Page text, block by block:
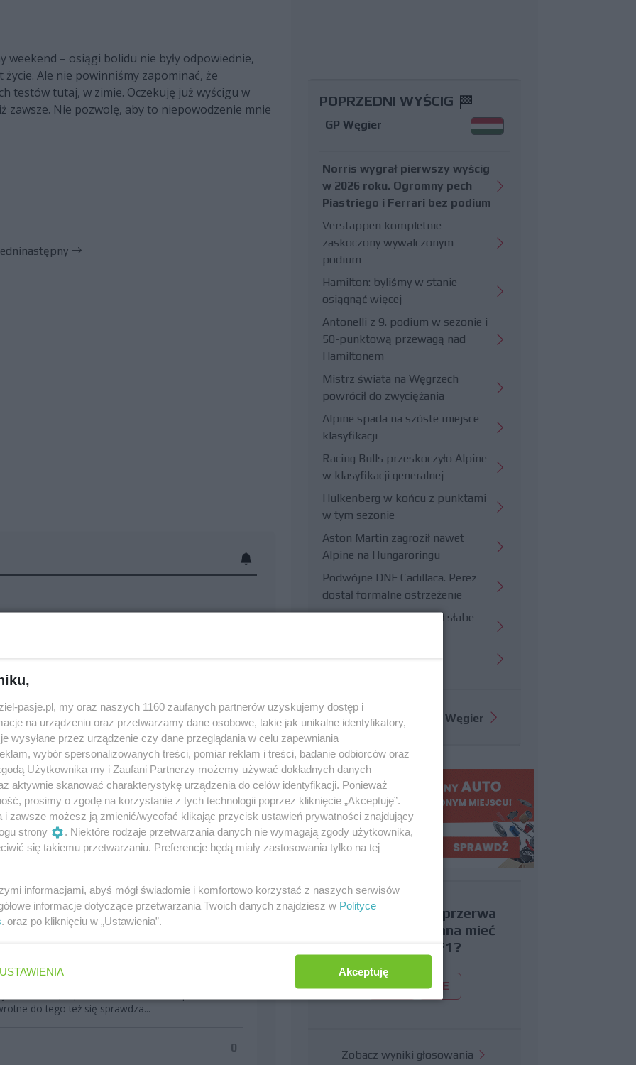
weekend – osiągi bolidu nie były odpowiednie,
Ale nie powinniśmy zapominać, że
testów tutaj, w zimie. Oczekuję już wyścigu w
zawsze. Nie pozwolę, aby to niepowodzenie mnie
następny
nie kibicować Kovalowi - człowiek w tym
Lewis dopiero teraz pokazuje charakter (poza aferą
i raczej pewnie, próbuje robić co się da ze
Odwala podobną robotę, jak Alonso.
0
po dziesiątkach kawałków z rozbitych
brzytwa" i nic mu się nie dzieje, a Heikki ma po
szlag trafić jak to ogląda. Nie życzę Hamiltonowi
"atrakcji" ale fart tego człowieka jest
ale innym kierowcom też nie, za to takiego farta
w F1 nie miał w trakcie wyścigu żadnej awarii, ani
dzisiaj Ferrari Massie, czy wczoraj(dzisiaj zresztą
nie wykluczyła Hamiltona z wyścigu. Mało tego,
to mówią "sprawiedliwemu zawsze piaskiem w
do tego też się sprawdza...
0
POPRZEDNI WYŚCIG
GP Węgier
Norris wygrał pierwszy wyścig
w 2026 roku. Ogromny pech
Piastriego i Ferrari bez podium
Verstappen kompletnie
zaskoczony wywalczonym
podium
Hamilton: byliśmy w stanie
osiągnąć więcej
Antonelli z 9. podium w sezonie i
50-punktową przewagą nad
Hamiltonem
Mistrz świata na Węgrzech
powrócił do zwyciężania
Alpine spada na szóste miejsce
klasyfikacji
Racing Bulls przeskoczyło Alpine
w klasyfikacji generalnej
Hulkenberg w końcu z punktami
w tym sezonie
Aston Martin zagroził nawet
Alpine na Hungaroringu
Podwójne DNF Cadillaca. Perez
dostał formalne ostrzeżenie
Hungaroring potwierdził słabe
Więcej informacji o GP Węgier
Czy uważasz, że przerwa
wakacyjna powinna mieć
miejsce w F1?
TAK NIE
Zobacz wyniki głosowania
pasje.pl, my oraz naszych 1160 zaufanych partnerów uzyskujemy dostęp i
na urządzeniu oraz przetwarzamy dane osobowe, takie jak unikalne identyfikatory,
wysyłane przez urządzenie czy dane przeglądania w celu zapewniania
wybór spersonalizowanych treści, pomiar reklam i treści, badanie odbiorców oraz
Użytkownika my i Zaufani Partnerzy możemy używać dokładnych danych
aktywnie skanować charakterystykę urządzenia do celów identyfikacji. Ponieważ
prosimy o zgodę na korzystanie z tych technologii poprzez kliknięcie „Akceptuję”.
i zawsze możesz ją zmienić/wycofać klikając przycisk ustawień prywatności znajdujący
strony
. Niektóre rodzaje przetwarzania danych nie wymagają zgody użytkownika,
się takiemu przetwarzaniu. Preferencje będą miały zastosowania tylko na tej
informacjami, abyś mógł świadomie i komfortowo korzystać z naszych serwisów
informacje dotyczące przetwarzania Twoich danych znajdziesz w Polityce
. oraz po kliknięciu w „Ustawienia”.
USTAWIENIA Akceptuję